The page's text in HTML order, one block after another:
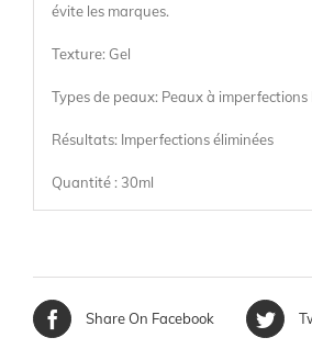
évite les marques.
Texture: Gel
Types de peaux: Peaux à imperfections
Résultats: Imperfections éliminées
Quantité : 30ml
Share On Facebook